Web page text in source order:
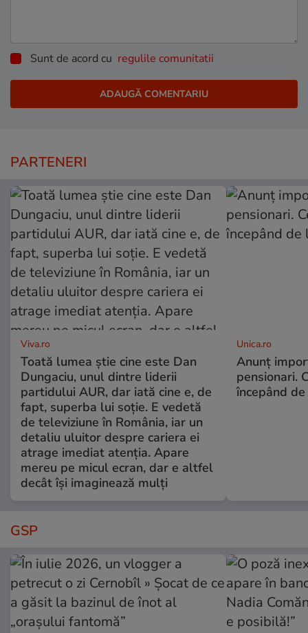
Sunt de acord cu regulile comunitatii
PARTENERI
Viva.ro
Toată lumea știe cine este Dan
Dungaciu, unul dintre liderii
partidului AUR, dar iată cine e, de
fapt, superba lui soție. E vedetă
de televiziune în România, iar un
detaliu uluitor despre cariera ei
atrage imediat atenția. Apare
mereu pe micul ecran, dar e altfel
decât își imaginează mulți
Unica.ro
Anunț
pensionari.
începând
GSP